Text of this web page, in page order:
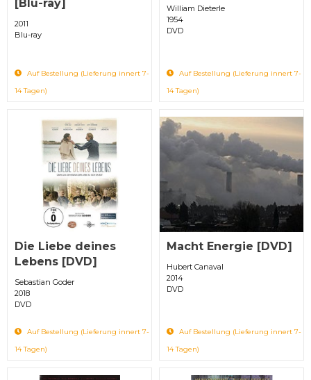
[Blu-ray]
2011
Blu-ray
Auf Bestellung (Lieferung innert 7-
14 Tagen)
William Dieterle
1954
DVD
Auf Bestellung (Lieferung innert 7-
14 Tagen)
Die Liebe deines
Lebens [DVD]
Sebastian Goder
2018
DVD
Auf Bestellung (Lieferung innert 7-
14 Tagen)
Macht Energie [DVD]
Hubert Canaval
2014
DVD
Auf Bestellung (Lieferung innert 7-
14 Tagen)